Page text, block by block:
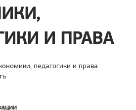
И ПРАВА
педагогики и права